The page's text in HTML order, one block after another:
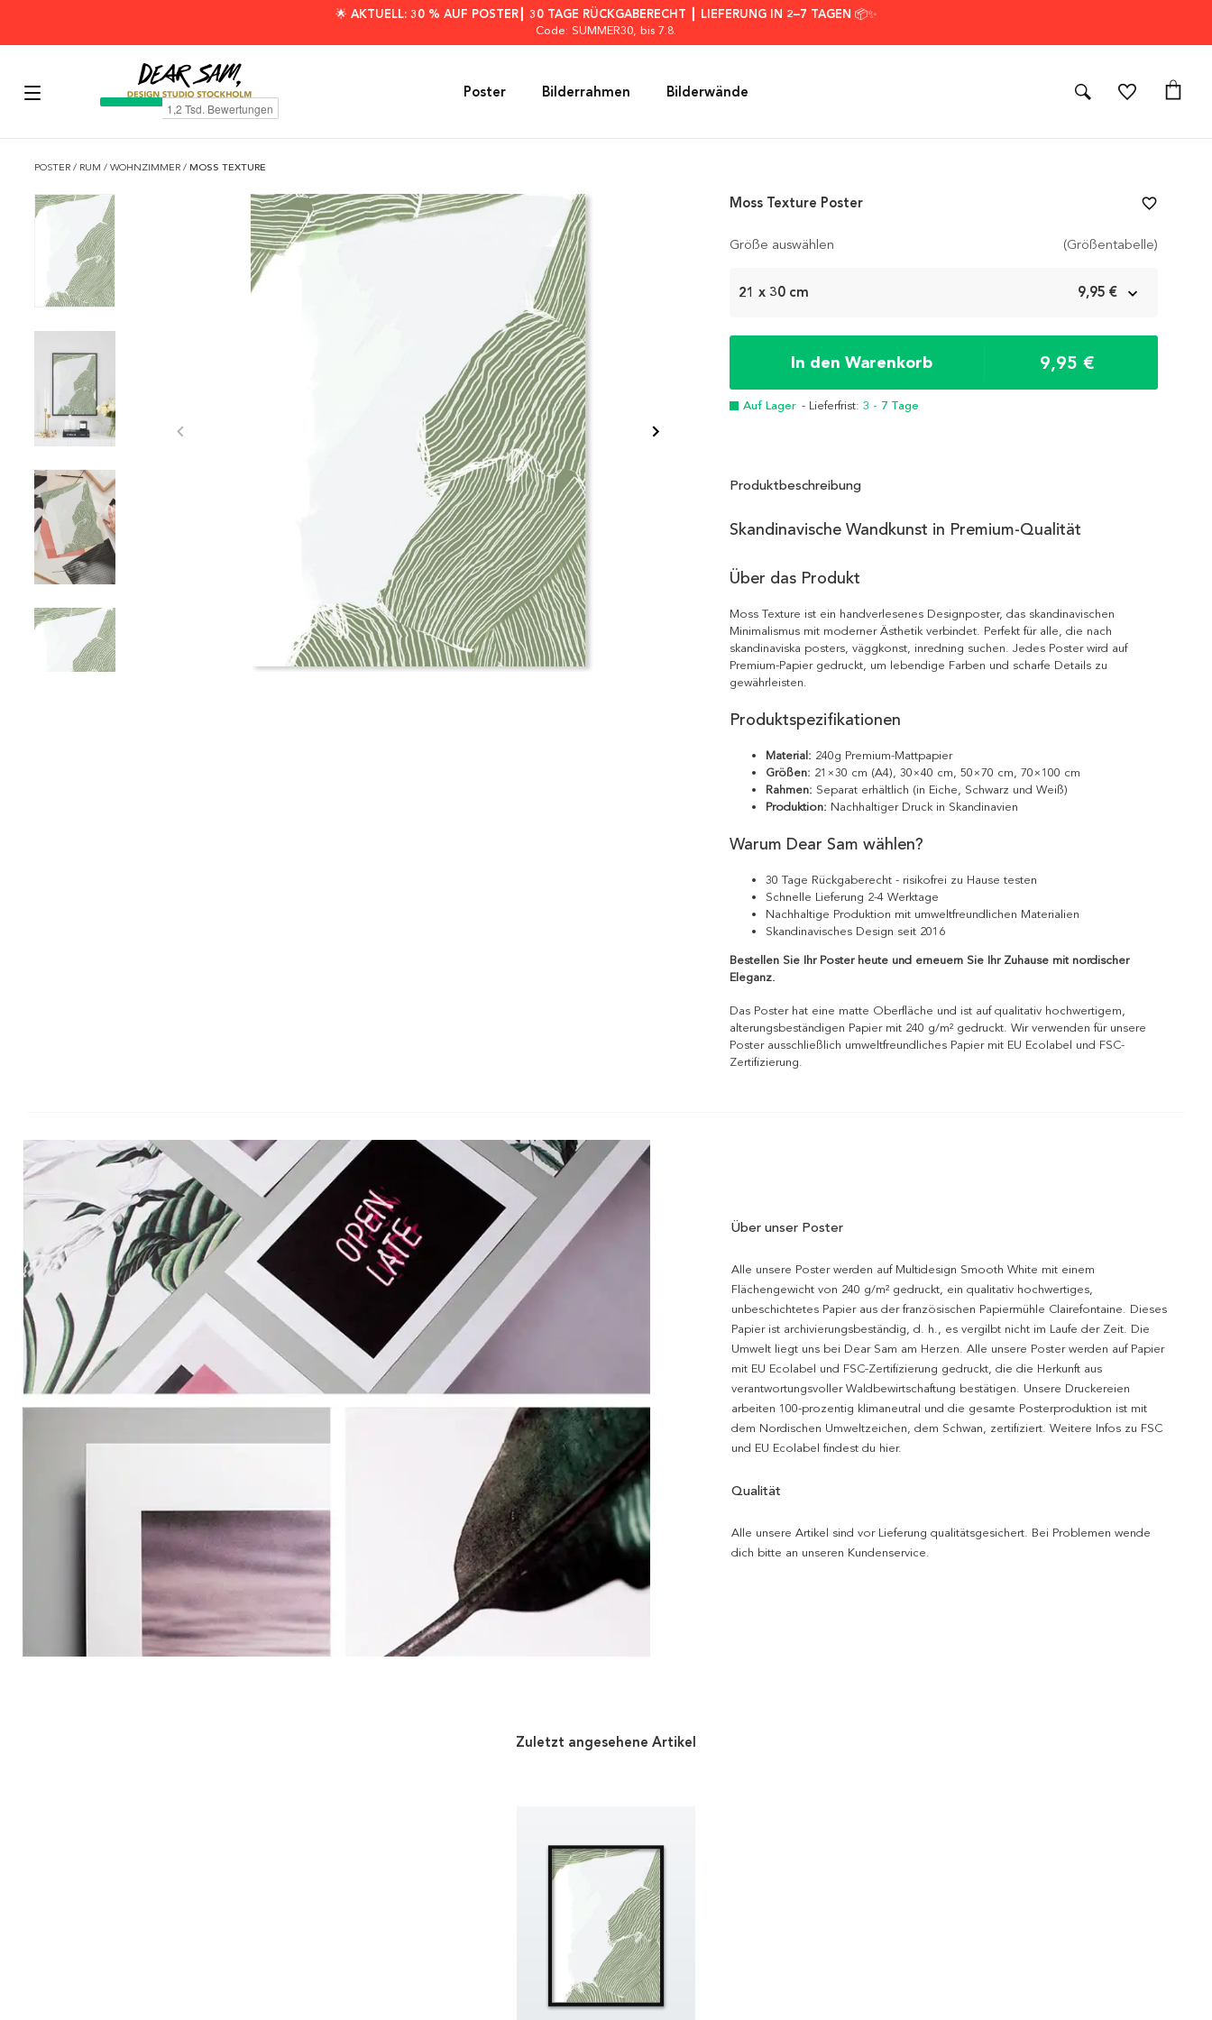
🌟 AKTUELL: 30 % AUF POSTER┃ 30 TAGE RÜCKGABERECHT ┃ LIEFERUNG IN 2–7 TAGEN 📦✨
Code: SUMMER30, bis 7.8.
Poster Bilderrahmen Bilderwände
POSTER / RUM / WOHNZIMMER / MOSS TEXTURE
Größe auswählen (Größentabelle)
21 x 30 cm 9,95 €
In den Warenkorb 9,95 €
Auf Lager - Lieferfrist: 3 - 7 Tage
Moss Texture Poster favorite_border
Produktbeschreibung
Skandinavische Wandkunst in Premium-Qualität
Über das Produkt
Moss Texture ist ein handverlesenes Designposter, das skandinavischen
Minimalismus mit moderner Ästhetik verbindet. Perfekt für alle, die nach
skandinaviska posters, väggkonst, inredning suchen. Jedes Poster wird auf
Premium-Papier gedruckt, um lebendige Farben und scharfe Details zu
gewährleisten.
Produktspezifikationen
Material: 240g Premium-Mattpapier
Größen: 21×30 cm (A4), 30×40 cm, 50×70 cm, 70×100 cm
Rahmen: Separat erhältlich (in Eiche, Schwarz und Weiß)
Produktion: Nachhaltiger Druck in Skandinavien
Warum Dear Sam wählen?
30 Tage Rückgaberecht - risikofrei zu Hause testen
Schnelle Lieferung 2-4 Werktage
Nachhaltige Produktion mit umweltfreundlichen Materialien
Skandinavisches Design seit 2016
Bestellen Sie Ihr Poster heute und erneuern Sie Ihr Zuhause mit nordischer
Eleganz.
Das Poster hat eine matte Oberfläche und ist auf qualitativ hochwertigem,
alterungsbeständigen Papier mit 240 g/m² gedruckt. Wir verwenden für unsere
Poster ausschließlich umweltfreundliches Papier mit EU Ecolabel und FSC-
Zertifizierung.
Über unser Poster
Alle unsere Poster werden auf Multidesign Smooth White mit einem
Flächengewicht von 240 g/m² gedruckt, ein qualitativ hochwertiges,
unbeschichtetes Papier aus der französischen Papiermühle Clairefontaine. Dieses
Papier ist archivierungsbeständig, d. h., es vergilbt nicht im Laufe der Zeit. Die
Umwelt liegt uns bei Dear Sam am Herzen. Alle unsere Poster werden auf Papier
mit EU Ecolabel und FSC-Zertifizierung gedruckt, die die Herkunft aus
verantwortungsvoller Waldbewirtschaftung bestätigen. Unsere Druckereien
arbeiten 100-prozentig klimaneutral und die gesamte Posterproduktion ist mit
dem Nordischen Umweltzeichen, dem Schwan, zertifiziert. Weitere Infos zu FSC
und EU Ecolabel findest du hier.
Qualität
Alle unsere Artikel sind vor Lieferung qualitätsgesichert. Bei Problemen wende
dich bitte an unseren Kundenservice.
Zuletzt angesehene Artikel